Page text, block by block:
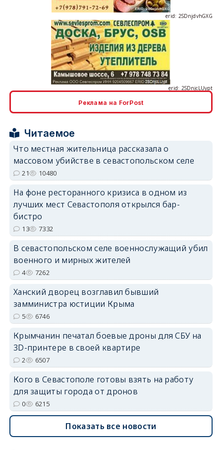
Реклама на ForPost
Читаемое
Что местная жительница рассказала о
массовом убийстве в севастопольском селе
21 10480
На фоне ресторанного кризиса в одном из
лучших мест Севастополя открылся бар-
бистро
13 7332
В севастопольском селе военнослужащий убил
военного и мирных жителей
4 7262
Ханский дворец возглавил бывший
замминистра юстиции Крыма
5 6746
Крымчанин печатал боевые дроны для СБУ на
3D-принтере в своей квартире
2 6507
Кого в Севастополе готовы взять на работу
для защиты города от дронов
0 6215
Показать все новости